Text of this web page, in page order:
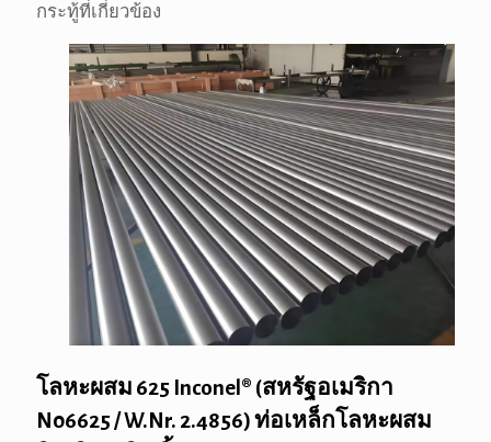
กระทู้ที่เกี่ยวข้อง
โลหะผสม 625 Inconel® (สหรัฐอเมริกา
N06625 / W.Nr. 2.4856) ท่อเหล็กโลหะผสม